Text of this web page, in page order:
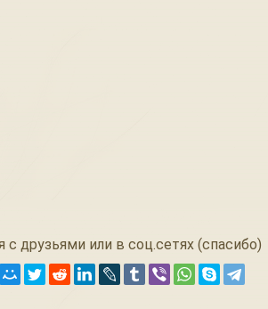
с друзьями или в соц.сетях (спасибо)